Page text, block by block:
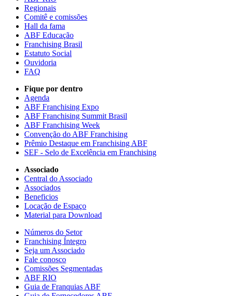
Regionais
Comitê e comissões
Hall da fama
ABF Educação
Franchising Brasil
Estatuto Social
Ouvidoria
FAQ
Fique por dentro
Agenda
ABF Franchising Expo
ABF Franchising Summit Brasil
ABF Franchising Week
Convenção do ABF Franchising
Prêmio Destaque em Franchising ABF
SEF - Selo de Excelência em Franchising
Associado
Central do Associado
Associados
Beneficios
Locação de Espaço
Material para Download
Números do Setor
Franchising Íntegro
Seja um Associado
Fale conosco
Comissões Segmentadas
ABF RIO
Guia de Franquias ABF